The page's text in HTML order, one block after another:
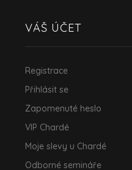
VÁŠ ÚČET
Registrace
Přihlásit se
Zapomenuté heslo
VIP Chardé
Moje slevy u Chardé
Odborné semináře